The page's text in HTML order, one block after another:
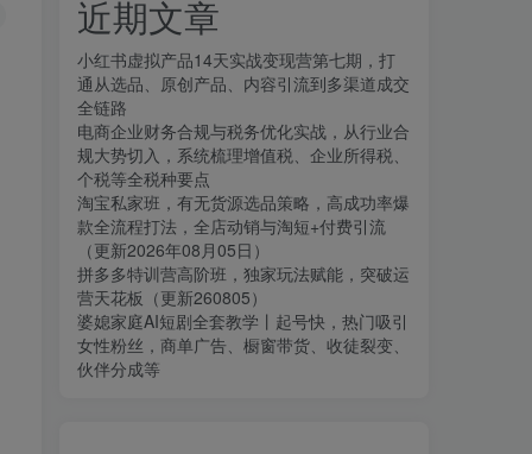
近期文章
小红书虚拟产品14天实战变现营第七期，打
通从选品、原创产品、内容引流到多渠道成交
全链路
电商企业财务合规与税务优化实战，从行业合
规大势切入，系统梳理增值税、企业所得税、
个税等全税种要点
淘宝私家班，有无货源选品策略，高成功率爆
款全流程打法，全店动销与淘短+付费引流
（更新2026年08月05日）
拼多多特训营高阶班，独家玩法赋能，突破运
营天花板（更新260805）
婆媳家庭AI短剧全套教学丨起号快，热门吸引
女性粉丝，商单广告、橱窗带货、收徒裂变、
伙伴分成等